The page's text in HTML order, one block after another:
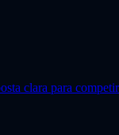
clara para competir